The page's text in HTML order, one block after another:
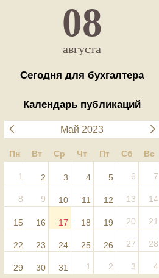
08
августа
Сегодня для бухгалтера
Календарь публикаций
Май 2023
Пн Вт Ср Чт Пт Сб Вс
1 2 3 4 5 6 7
8 9 10 11 12 13 14
15 16 17 18 19 20 21
22 23 24 25 26 27 28
29 30 31 1 2 3 4